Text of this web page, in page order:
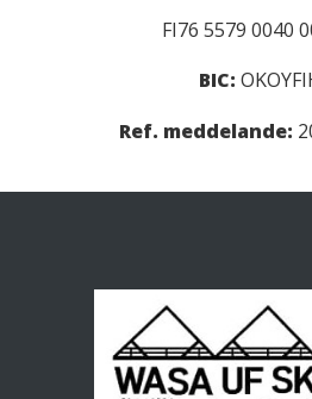
FI76 5579 0040
BIC:
Ref. meddelande: